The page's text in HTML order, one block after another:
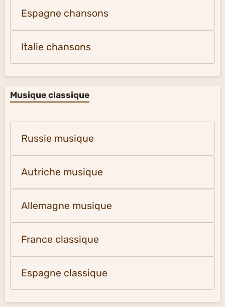
Espagne chansons
Italie chansons
Musique classique
Russie musique
Autriche musique
Allemagne musique
France classique
Espagne classique